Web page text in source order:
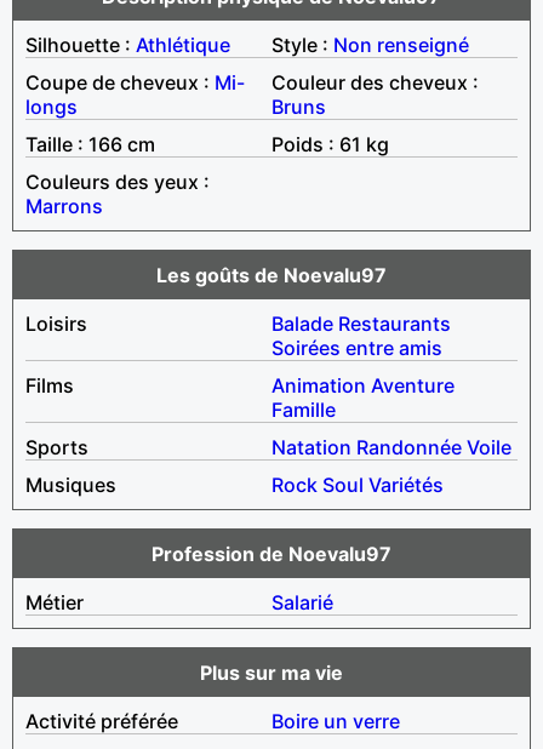
Silhouette : Athlétique Style : Non renseigné
Coupe de cheveux : Mi-
longs
Couleur des cheveux :
Bruns
Taille : 166 cm
Poids : 61 kg
Couleurs des yeux :
Marrons
Les goûts de Noevalu97
Loisirs
Balade Restaurants
Soirées entre amis
Films
Animation Aventure
Famille
Sports
Natation Randonnée Voile
Musiques
Rock Soul Variétés
Profession de Noevalu97
Métier
Salarié
Plus sur ma vie
Activité préférée
Boire un verre